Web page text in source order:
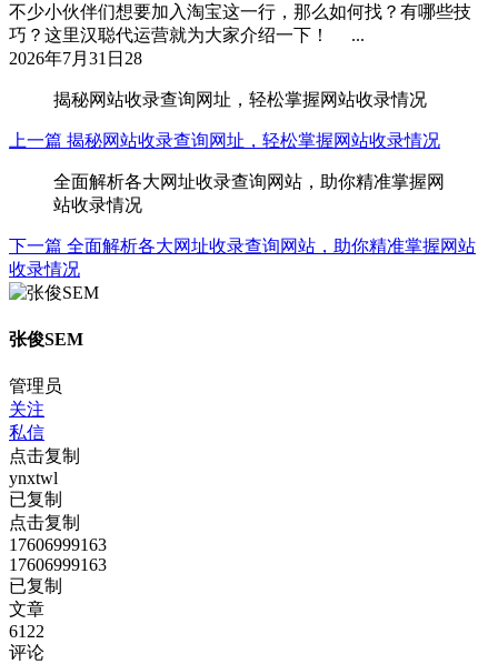
不少小伙伴们想要加入淘宝这一行，那么如何找？有哪些技
巧？这里汉聪代运营就为大家介绍一下！ ...
2026年7月31日 28
揭秘网站收录查询网址，轻松掌握网站收录情况
上一篇 揭秘网站收录查询网址，轻松掌握网站收录情况
全面解析各大网址收录查询网站，助你精准掌握网
站收录情况
下一篇 全面解析各大网址收录查询网站，助你精准掌握网站
收录情况
张俊SEM
管理员
关注
私信
点击复制
ynxtwl
已复制
点击复制
17606999163
17606999163
已复制
文章
6122
评论